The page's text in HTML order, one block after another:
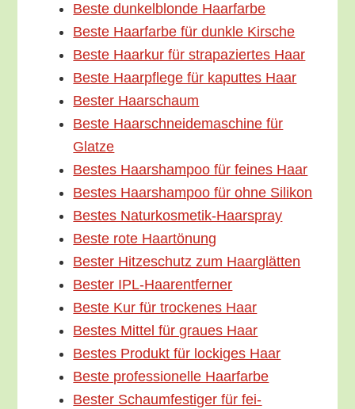
Bes­te dun­kel­blon­de Haarfarbe
Bes­te Haar­far­be für dunk­le Kirsche
Bes­te Haar­kur für stra­pa­zier­tes Haar
Bes­te Haar­pfle­ge für kaput­tes Haar
Bes­ter Haarschaum
Bes­te Haar­schnei­de­ma­schi­ne für
Glatze
Bes­tes Haar­sham­poo für fei­nes Haar
Bes­tes Haar­sham­poo für ohne Silikon
Bes­tes Naturkosmetik-Haarspray
Bes­te rote Haartönung
Bes­ter Hit­ze­schutz zum Haarglätten
Bes­ter IPL-Haarentferner
Bes­te Kur für tro­cke­nes Haar
Bes­tes Mit­tel für grau­es Haar
Bes­tes Pro­dukt für locki­ges Haar
Bes­te pro­fes­sio­nel­le Haarfarbe
Bes­ter Schaum­fes­ti­ger für fei­